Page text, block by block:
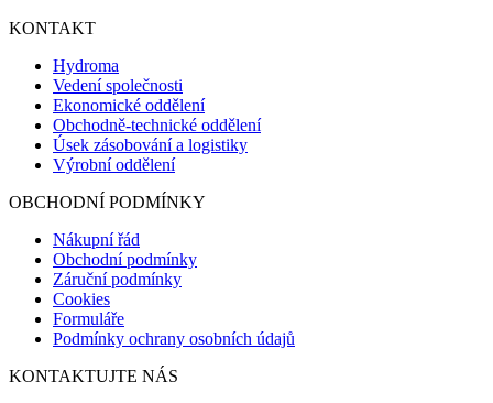
KONTAKT
Hydroma
Vedení společnosti
Ekonomické oddělení
Obchodně-technické oddělení
Úsek zásobování a logistiky
Výrobní oddělení
OBCHODNÍ PODMÍNKY
Nákupní řád
Obchodní podmínky
Záruční podmínky
Cookies
Formuláře
Podmínky ochrany osobních údajů
KONTAKTUJTE NÁS